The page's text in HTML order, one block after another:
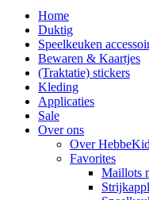
Home
Duktig
Speelkeuken
Bewaren & Kaartjes
(Traktatie) stickers
Kleding
Applicaties
Sale
Over ons
Over
Favorites
Maillots